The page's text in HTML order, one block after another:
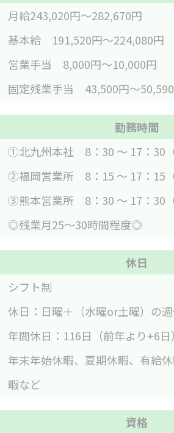
月給243,020円〜282,670円
基本給 191,520円～224,080円
営業手当 8,000円～10,000円
固定残業手当 43,500円～
勤務時間
①北九州本社 8：30 ～ 17：30（
②福岡営業所 8：15 ～ 17：15（
③熊本営業所 8：30 ～ 17：30（
◎残業月25～30時間程度◎
休日
シフト制
休日：日曜＋（水曜or土曜）の
年間休日：116日（前年より+6日）
年末年始休暇、夏期休暇、有給
暇など
資格